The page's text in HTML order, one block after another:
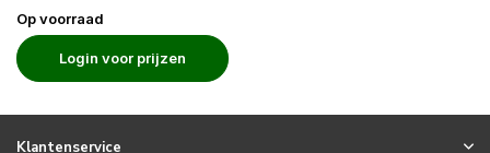
Op voorraad
Login voor prijzen
Klantenservice